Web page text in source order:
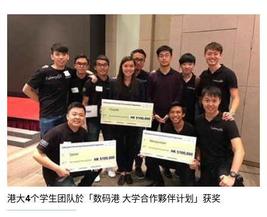
港大4个学生团队於「数码港·大学合作夥伴计划」获奖